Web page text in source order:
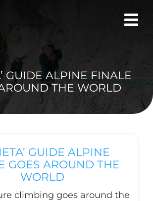
GUIDE ALPINE FINALE
THE WORLD
GUIDE ALPINE
GOES AROUND THE
WORLD
climbing goes around the